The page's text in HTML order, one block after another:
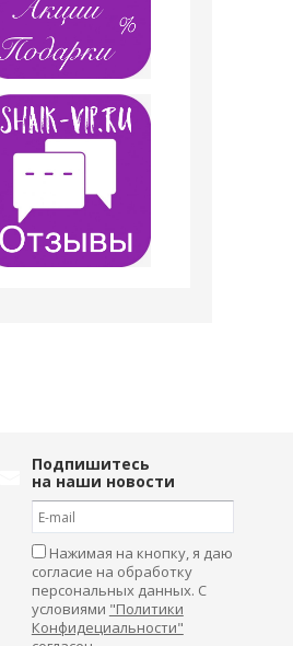
Подпишитесь
на наши новости
Нажимая на кнопку, я даю
согласие на обработку
персональных данных. С
условиями "Политики
Конфидециальности"